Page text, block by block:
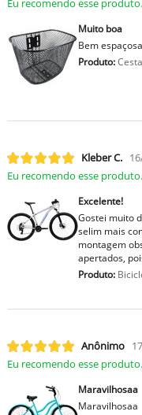
Eu recomendo esse produto.
Muito boa
Bem
Produto:
Kleber C.
Eu recomendo esse produto.
Excelente!
Gostei muito
selim mais
montagem
apertados,
Produto:
Anônimo
Eu recomendo esse produto.
Maravilhosaa
Maravilhosaa